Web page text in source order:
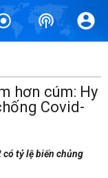
hơn cúm: Hy
Covid-
có tỷ lệ biến chủng